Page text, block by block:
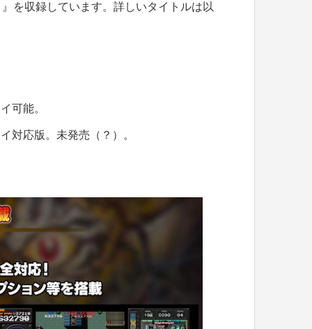
を収録しています。詳しいタイトルは以
可能。
対応版。未発売（？）。